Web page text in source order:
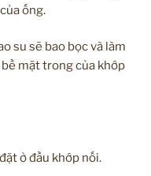
ống.
su sẽ bao bọc và làm
mặt trong của khớp
ở đầu khớp nối.